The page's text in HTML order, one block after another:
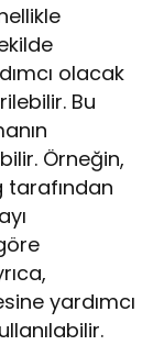
olacak
Bu
Örneğin,
yardımcı